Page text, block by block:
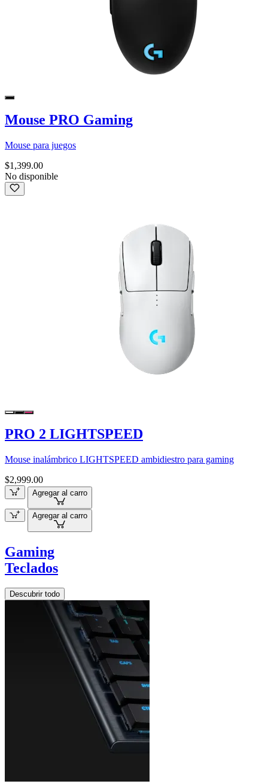
Mouse PRO Gaming
Mouse para juegos
$1,399.00
No disponible
PRO 2 LIGHTSPEED
Mouse inalámbrico LIGHTSPEED ambidiestro para gaming
$2,999.00
Agregar al carro
Agregar al carro
Gaming
Teclados
Descubrir todo